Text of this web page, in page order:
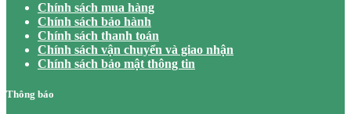
Chính sách mua hàng
Chính sách bảo hành
Chính sách thanh toán
Chính sách vận chuyển và giao nhận
Chính sách bảo mật thông tin
Thông báo